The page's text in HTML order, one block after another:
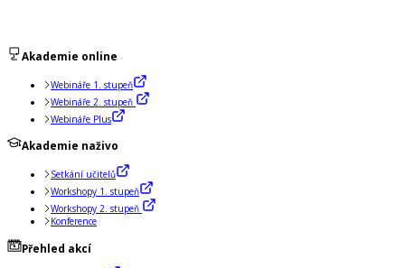
Akademie online
Webináře 1. stupeň
Webináře 2. stupeň
Webináře Plus
Akademie naživo
Setkání učitelů
Workshopy 1. stupeň
Workshopy 2. stupeň
Konference
Přehled akcí